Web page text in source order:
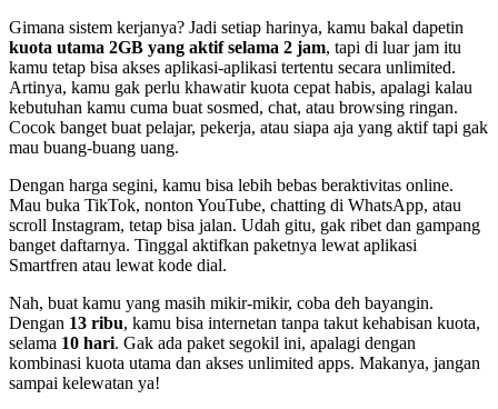
Gimana sistem kerjanya? Jadi setiap harinya, kamu bakal dapetin
kuota utama 2GB yang aktif selama 2 jam, tapi di luar jam itu
kamu tetap bisa akses aplikasi-aplikasi tertentu secara unlimited.
Artinya, kamu gak perlu khawatir kuota cepat habis, apalagi kalau
kebutuhan kamu cuma buat sosmed, chat, atau browsing ringan.
Cocok banget buat pelajar, pekerja, atau siapa aja yang aktif tapi gak
mau buang-buang uang.
Dengan harga segini, kamu bisa lebih bebas beraktivitas online.
Mau buka TikTok, nonton YouTube, chatting di WhatsApp, atau
scroll Instagram, tetap bisa jalan. Udah gitu, gak ribet dan gampang
banget daftarnya. Tinggal aktifkan paketnya lewat aplikasi
Smartfren atau lewat kode dial.
Nah, buat kamu yang masih mikir-mikir, coba deh bayangin.
Dengan 13 ribu, kamu bisa internetan tanpa takut kehabisan kuota,
selama 10 hari. Gak ada paket segokil ini, apalagi dengan
kombinasi kuota utama dan akses unlimited apps. Makanya, jangan
sampai kelewatan ya!